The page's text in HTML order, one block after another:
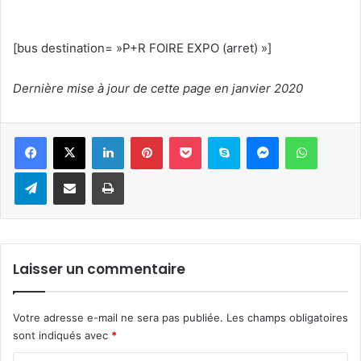
[bus destination= »P+R FOIRE EXPO (arret) »]
Dernière mise à jour de cette page en janvier 2020
LinkedinPinterestPocket Skype Messenger
TelegramPartager par e-mail Imprimer
Laisser un commentaire
Votre adresse e-mail ne sera pas publiée. Les champs obligatoires
sont indiqués avec *